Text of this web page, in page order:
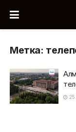
Метка: